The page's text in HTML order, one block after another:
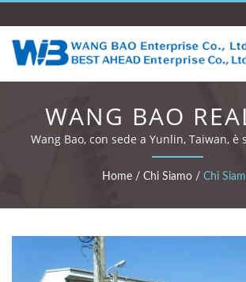
WANG BAO
CANCELLERIA E
OLTRE 30
Wang Bao, con sede a Yunlin, Taiwan, è
penne, cancelleria e regali
Home / Chi Siamo / Chi